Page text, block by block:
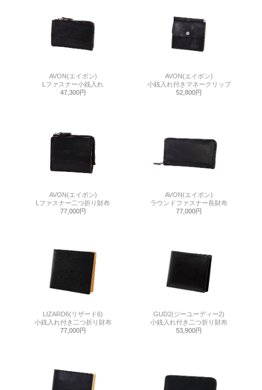
AVON(エイボン)
Lファスナー小銭入れ
47,300円
AVON(エイボン)
小銭入れ付きマネークリップ
52,800円
AVON(エイボン)
Lファスナー二つ折り財布
77,000円
AVON(エイボン)
ラウンドファスナー長財布
77,000円
LIZARD6(リザード6)
小銭入れ付き二つ折り財布
77,000円
GUD2(ジーユーディー2)
小銭入れ付き二つ折り財布
53,900円